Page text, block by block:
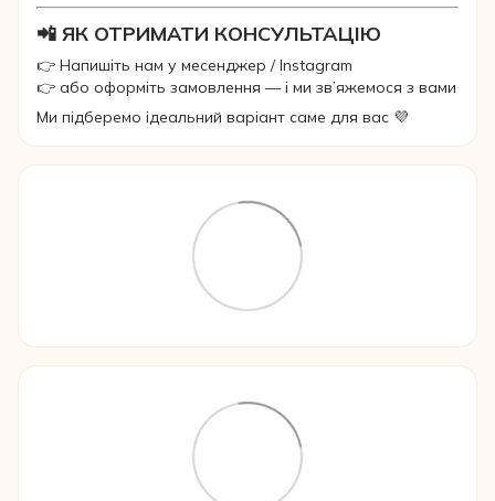
📲 ЯК ОТРИМАТИ КОНСУЛЬТАЦІЮ
👉 Напишіть нам у месенджер / Instagram
👉 або оформіть замовлення — і ми зв’яжемося з вами
Ми підберемо ідеальний варіант саме для вас 💜